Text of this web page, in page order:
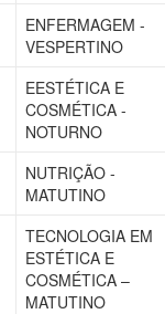
ENFERMAGEM -
VESPERTINO
EESTÉTICA E
COSMÉTICA -
NOTURNO
NUTRIÇÃO -
MATUTINO
TECNOLOGIA EM
ESTÉTICA E
COSMÉTICA –
MATUTINO